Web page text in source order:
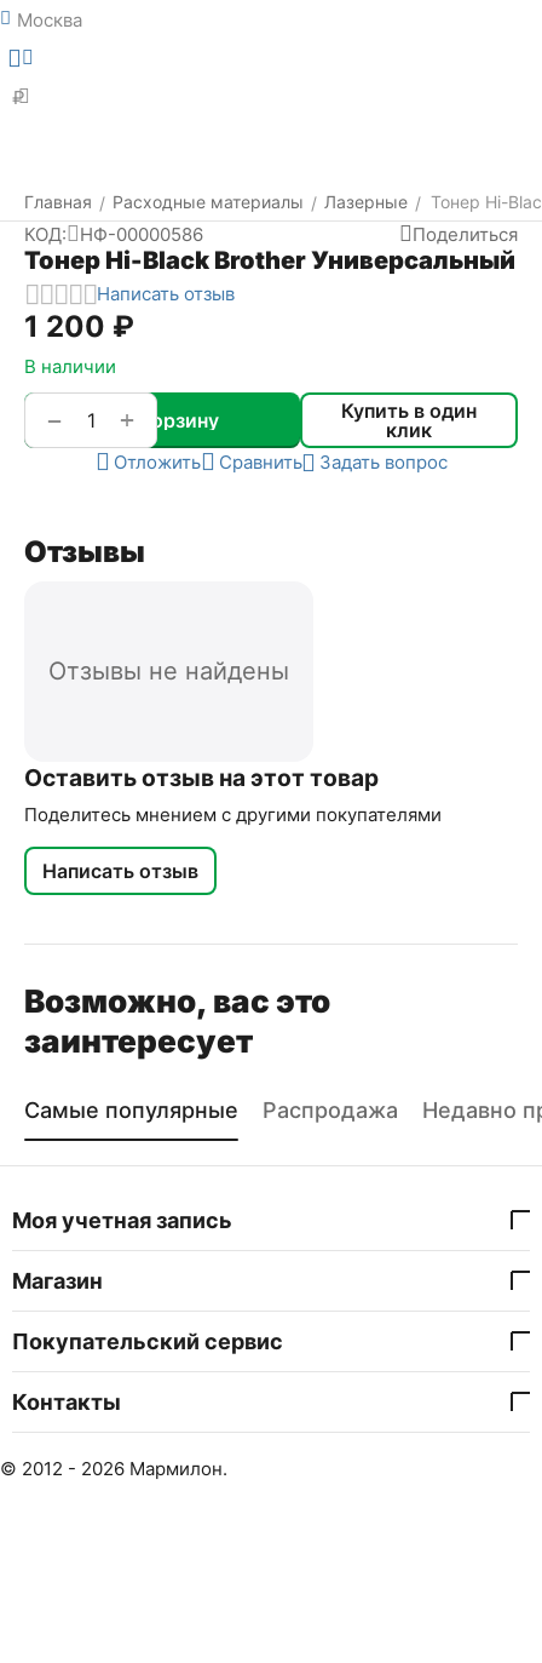
Москва
₽
Главная / Расходные материалы / Лазерные / Тонер Hi-
КОД: НФ-00000586 Поделиться
Тонер Hi-Black Brother Универсальный
Написать отзыв
1 200 ₽
В наличии
+
− В корзину
Купить в один
клик
Отложить Сравнить Задать вопрос
Отзывы
Отзывы не найдены
Оставить отзыв на этот товар
Поделитесь мнением с другими покупателями
Написать отзыв
Возможно, вас это
заинтересует
Самые популярные Распродажа Недавно
Моя учетная запись
Магазин
Покупательский сервис
Контакты
© 2012 - 2026 Мармилон.